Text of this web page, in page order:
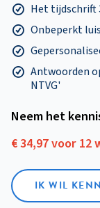
Het tijdschrift
Onbeperkt
Antwoorden
NTVG'
Neem het
€ 34,97 voor 12
IK WIL